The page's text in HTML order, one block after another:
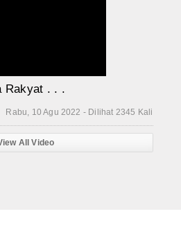
Rakyat . . .
Rabu, 10 Agu 2022 - Dilihat 2345 Kali
All Video